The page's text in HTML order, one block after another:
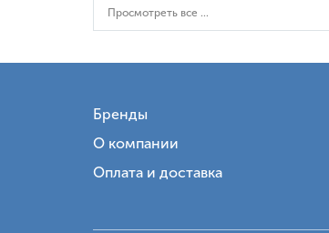
Просмотреть все ...
Бренды
О компании
Оплата и доставка